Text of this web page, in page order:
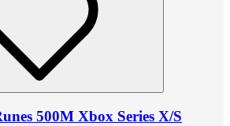
500M Xbox Series X/S